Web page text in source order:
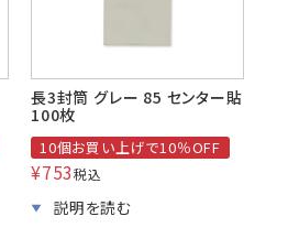
喪中はがき
印刷
A4横3つ折
A4横・縦4つ折
長3封筒 グレー 85 センター貼
100枚
10個お買い上げで10％OFF
¥753税込